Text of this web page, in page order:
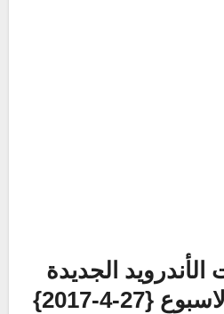
الجديدة
{27-4-2017}